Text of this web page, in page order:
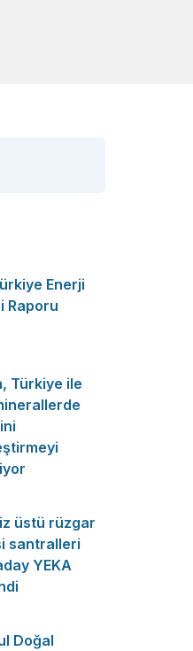
Enerji
Raporu
Türkiye ile
üstü rüzgar
santralleri
YEKA
Doğal